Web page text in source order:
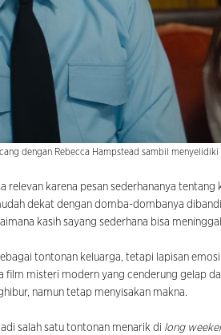
dengan Rebecca Hampstead sambil
relevan karena pesan sederhananya
dekat dengan domba-dombanya
kasih sayang sederhana bisa
tontonan keluarga, tetapi lapisan
film misteri modern yang cenderung gelap
namun tetap menyisakan makna.
salah satu tontonan menarik di long